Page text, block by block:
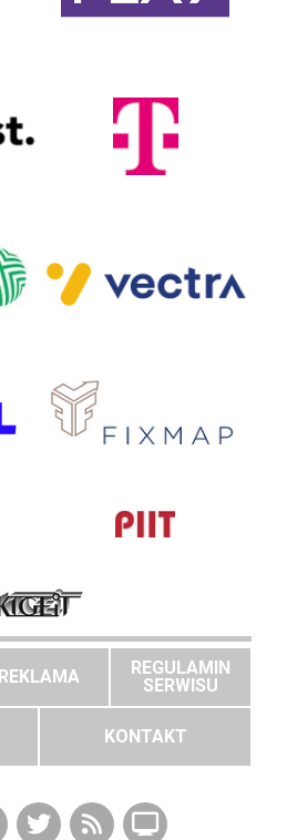
REKLAMA
REGULAMIN
SERWISU
KONTAKT